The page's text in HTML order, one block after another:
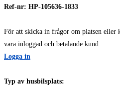
Ref-nr: HP-105636-1833
För att skicka in frågor om platsen eller
vara inloggad och betalande kund.
Logga in
Typ av husbilsplats: